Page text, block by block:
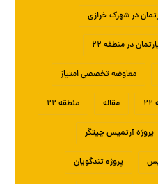
در شهرک خرازی
در منطقه ۲۲
معاوضه تخصصی امتیاز
مقاله منطقه ۲۲
پروژه آرتمیس چیتگر
پروژه تندگویان